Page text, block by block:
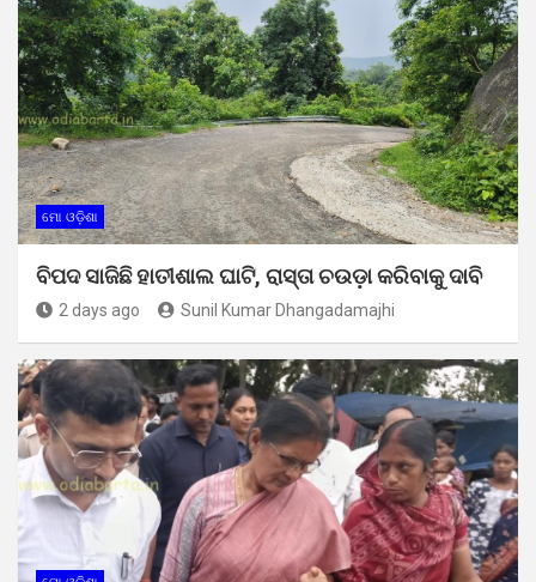
ମୋ ଓଡ଼ିଶା
ବିପଦ ସାଜିଛି ହାତୀଶାଲ ଘାଟି, ରାସ୍ତା ଚଉଡ଼ା କରିବାକୁ ଦାବି
2 days ago Sunil Kumar Dhangadamajhi